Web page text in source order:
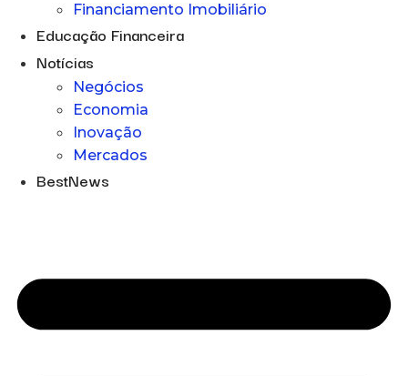
Financiamento Imobiliário
Educação Financeira
Notícias
Negócios
Economia
Inovação
Mercados
BestNews